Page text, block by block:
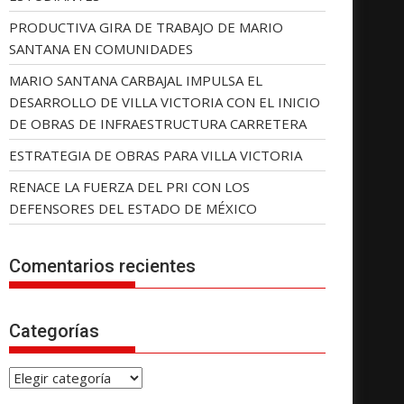
PRODUCTIVA GIRA DE TRABAJO DE MARIO
SANTANA EN COMUNIDADES
MARIO SANTANA CARBAJAL IMPULSA EL
DESARROLLO DE VILLA VICTORIA CON EL INICIO
DE OBRAS DE INFRAESTRUCTURA CARRETERA
ESTRATEGIA DE OBRAS PARA VILLA VICTORIA
RENACE LA FUERZA DEL PRI CON LOS
DEFENSORES DEL ESTADO DE MÉXICO
Comentarios recientes
Categorías
C